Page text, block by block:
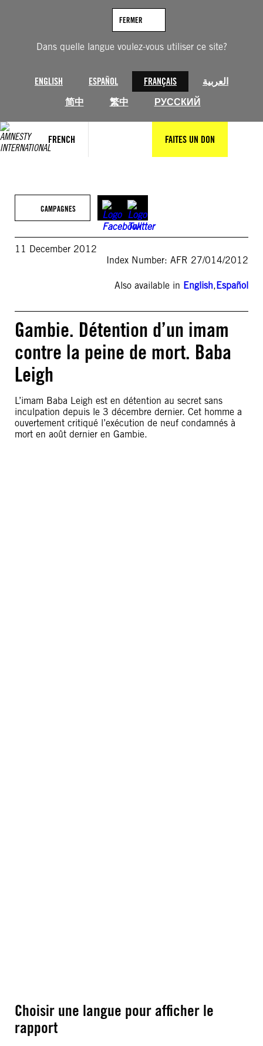
Dans quelle langue voulez-vous utiliser ce site?
ENGLISH ESPAÑOL FRANÇAIS
العربية
简中
繁中 РУССКИЙ
FERMER
FRENCH FAITES UN DON
CAMPAGNES
11 December 2012
Index Number: AFR 27/014/2012
Also available in English,Español
Gambie. Détention d’un imam
contre la peine de mort. Baba
Leigh
L’imam Baba Leigh est en détention au secret sans
inculpation depuis le 3 décembre dernier. Cet homme a
ouvertement critiqué l’exécution de neuf condamnés à
mort en août dernier en Gambie.
Choisir une langue pour afficher le
rapport